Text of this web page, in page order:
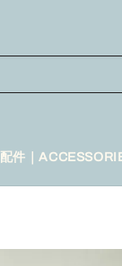
配件｜